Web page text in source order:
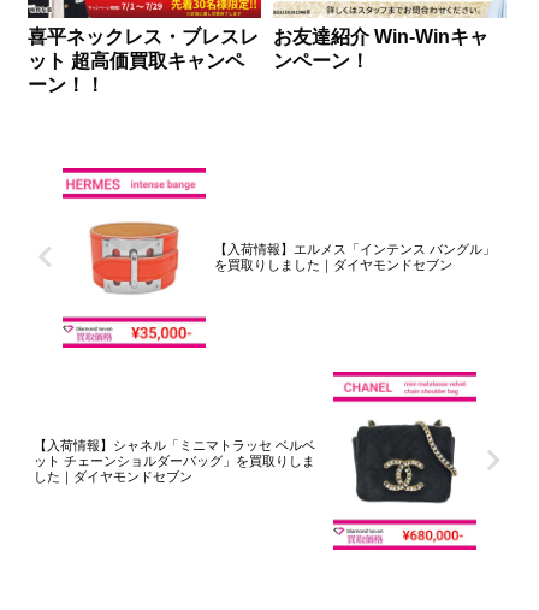
喜平ネックレス・ブレスレ
ット 超高価買取キャンペ
ーン！！
お友達紹介 Win-Winキャ
ンペーン！
【入荷情報】エルメス「インテンス バングル」
を買取りしました｜ダイヤモンドセブン
【入荷情報】シャネル「ミニマトラッセ ベルベ
ット チェーンショルダーバッグ」を買取りしま
した｜ダイヤモンドセブン